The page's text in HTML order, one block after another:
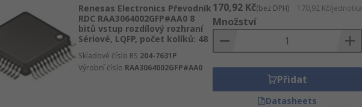
Renesas Electronics Převodník
RDC RAA3064002GFP#AA0 8
bitů vstup rozdílový rozhraní
Sériové, LQFP, počet kolíků: 48
Skladové číslo RS 204-7631P
Výrobní číslo RAA3064002GFP#AA0
170,92 Kč(bez DPH) 170,92 Kč/jednotka
Množství
Přidat
Datasheets